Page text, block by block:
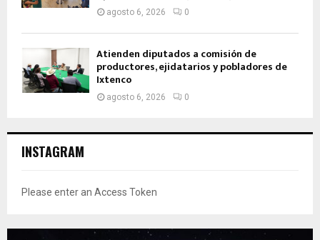
agosto 6, 2026 0
Atienden diputados a comisión de
productores, ejidatarios y pobladores de
Ixtenco
agosto 6, 2026 0
INSTAGRAM
Please enter an Access Token